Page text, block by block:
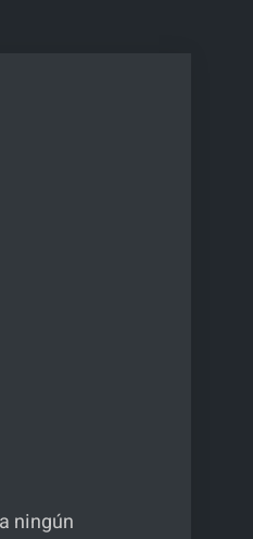
ningún